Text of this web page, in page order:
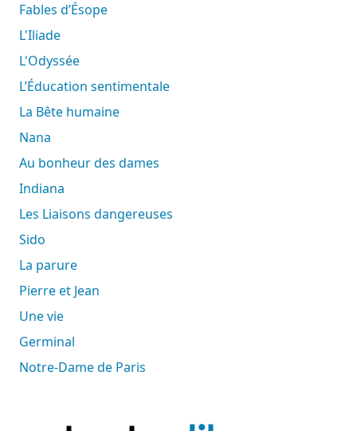
Fables d’Ésope
L'Iliade
L'Odyssée
L’Éducation sentimentale
La Bête humaine
Nana
Au bonheur des dames
Indiana
Les Liaisons dangereuses
Sido
La parure
Pierre et Jean
Une vie
Germinal
Notre-Dame de Paris